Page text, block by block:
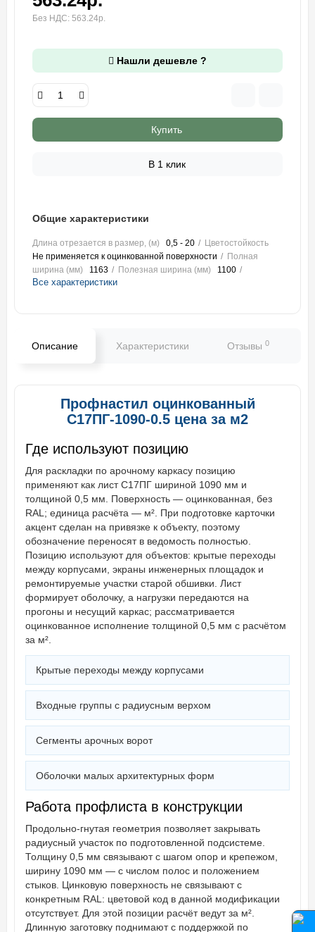
Без НДС: 563.24р.
Нашли дешевле ?
Купить
В 1 клик
Общие характеристики
Длина отрезается в размер, (м) 0,5 - 20
Цветостойкость
Не применяется к оцинкованной поверхности
Полная
ширина (мм)
1163 Полезная ширина (мм) 1100
Все характеристики
Описание Характеристики Отзывы 0
Профнастил оцинкованный
С17ПГ-1090-0.5 цена за м2
Где используют позицию
Для раскладки по арочному каркасу позицию
применяют как лист С17ПГ шириной 1090 мм и
толщиной 0,5 мм. Поверхность — оцинкованная, без
RAL; единица расчёта — м². При подготовке карточки
акцент сделан на привязке к объекту, поэтому
обозначение переносят в ведомость полностью.
Позицию используют для объектов: крытые переходы
между корпусами, экраны инженерных площадок и
ремонтируемые участки старой обшивки. Лист
формирует оболочку, а нагрузки передаются на
прогоны и несущий каркас; рассматривается
оцинкованное исполнение толщиной 0,5 мм с расчётом
за м².
Крытые переходы между корпусами
Входные группы с радиусным верхом
Сегменты арочных ворот
Оболочки малых архитектурных форм
Работа профлиста в конструкции
Продольно-гнутая геометрия позволяет закрывать
радиусный участок по подготовленной подсистеме.
Толщину 0,5 мм связывают с шагом опор и крепежом,
ширину 1090 мм — с числом полос и положением
стыков. Цинковую поверхность не связывают с
конкретным RAL: цветовой код в данной модификации
отсутствует. Для этой позиции расчёт ведут за м².
Длинную заготовку поднимают с поддержкой по